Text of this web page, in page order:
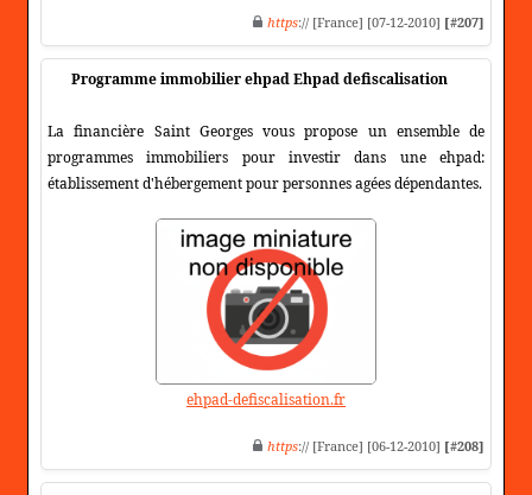
https:// [France] [07-12-2010] [#207]
Programme immobilier ehpad Ehpad defiscalisation
La financière Saint Georges vous propose un ensemble de
programmes immobiliers pour investir dans une ehpad:
établissement d'hébergement pour personnes agées dépendantes.
ehpad-defiscalisation.fr
https:// [France] [06-12-2010] [#208]